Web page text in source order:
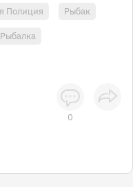
Полиция Рыбак
Рыбалка
0